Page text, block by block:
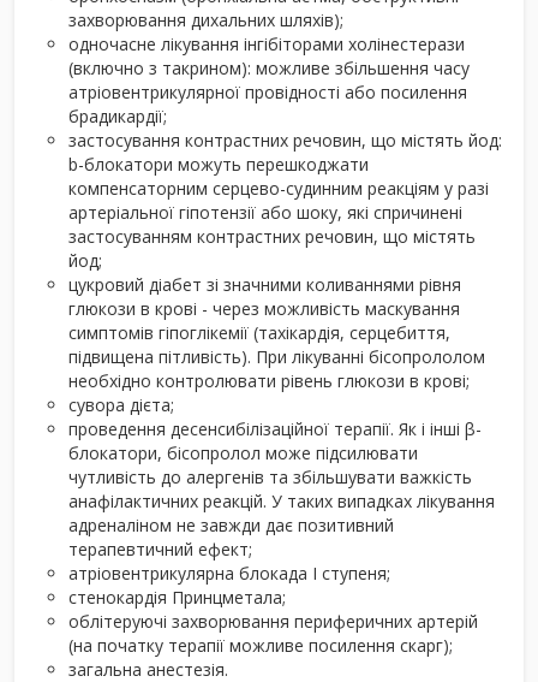
захворювання дихальних шляхів);
одночасне лікування інгібіторами холінестерази
(включно з такрином): можливе збільшення часу
атріовентрикулярної провідності або посилення
брадикардії;
застосування контрастних речовин, що містять йод:
b-блокатори можуть перешкоджати
компенсаторним серцево-судинним реакціям у разі
артеріальної гіпотензії або шоку, які спричинені
застосуванням контрастних речовин, що містять
йод;
цукровий діабет зі значними коливаннями рівня
глюкози в крові - через можливість маскування
симптомів гіпоглікемії (тахікардія, серцебиття,
підвищена пітливість). При лікуванні бісопрололом
необхідно контролювати рівень глюкози в крові;
сувора дієта;
проведення десенсибілізаційної терапії. Як і інші β-
блокатори, бісопролол може підсилювати
чутливість до алергенів та збільшувати важкість
анафілактичних реакцій. У таких випадках лікування
адреналіном не завжди дає позитивний
терапевтичний ефект;
атріовентрикулярна блокада І ступеня;
стенокардія Принцметала;
облітеруючі захворювання периферичних артерій
(на початку терапії можливе посилення скарг);
загальна анестезія.